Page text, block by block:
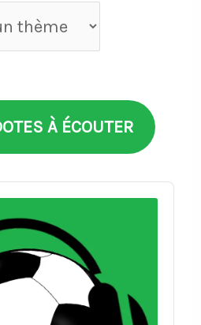
À ÉCOUTER